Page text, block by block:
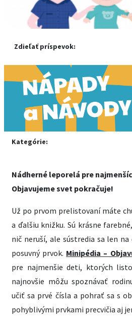
Zdieľať príspevok:
Kategórie:
Nádherné leporelá pre
Objavujeme svet pokračuje!
Už po prvom prelistovaní máte
a ďalšiu knižku. Sú krásne
nič neruší, ale sústredia sa len
posuvný prvok. Minipédia –
pre najmenšie deti, ktorých
najnovšie môžu spoznávať
učiť sa prvé čísla a pohrať sa s
pohyblivými prvkami precvičia aj